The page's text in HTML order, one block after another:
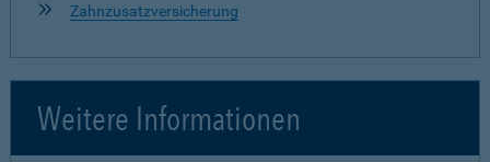
Zahnzusatzversicherung
Weitere Informationen